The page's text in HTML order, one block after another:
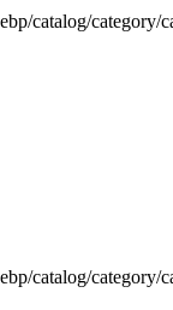
catalog/category/
catalog/category/